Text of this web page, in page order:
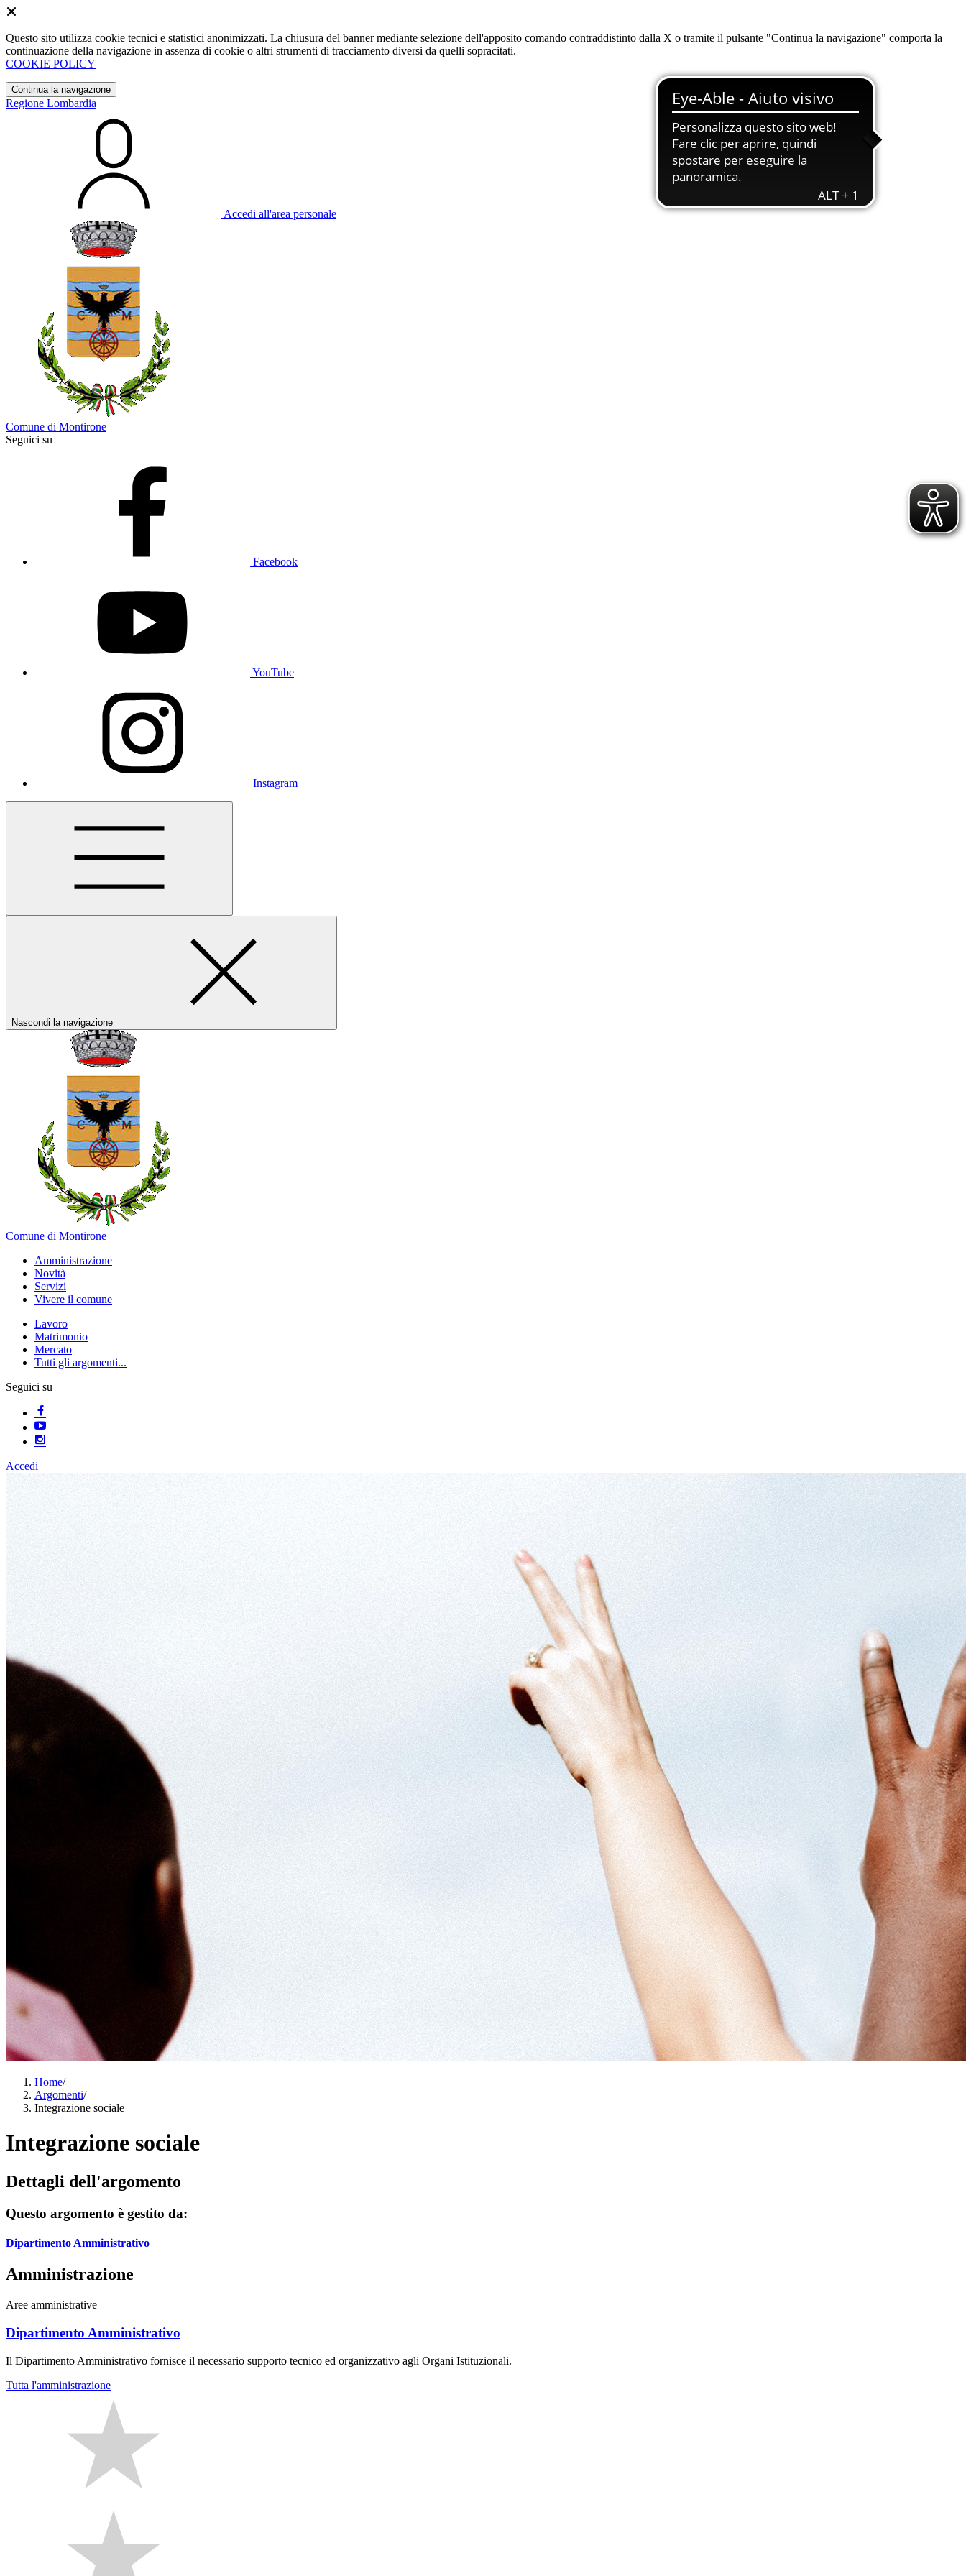
Questo sito utilizza cookie tecnici e statistici anonimizzati. La chiusura del banner mediante selezione dell'apposito comando contraddistinto dalla X o tramite il pulsante "Continua la navigazione" comporta la
continuazione della navigazione in assenza di cookie o altri strumenti di tracciamento diversi da quelli sopracitati.
COOKIE POLICY
Continua la navigazione
Regione Lombardia
Accedi all'area personale
Comune di Montirone
Seguici su
Facebook
YouTube
Instagram
Nascondi la navigazione
Comune di Montirone
Amministrazione
Novità
Servizi
Vivere il comune
Lavoro
Matrimonio
Mercato
Tutti gli argomenti...
Seguici su
Accedi
Home/
Argomenti/
Integrazione sociale
Integrazione sociale
Dettagli dell'argomento
Questo argomento è gestito da:
Dipartimento Amministrativo
Amministrazione
Aree amministrative
Dipartimento Amministrativo
Il Dipartimento Amministrativo fornisce il necessario supporto tecnico ed organizzativo agli Organi Istituzionali.
Tutta l'amministrazione